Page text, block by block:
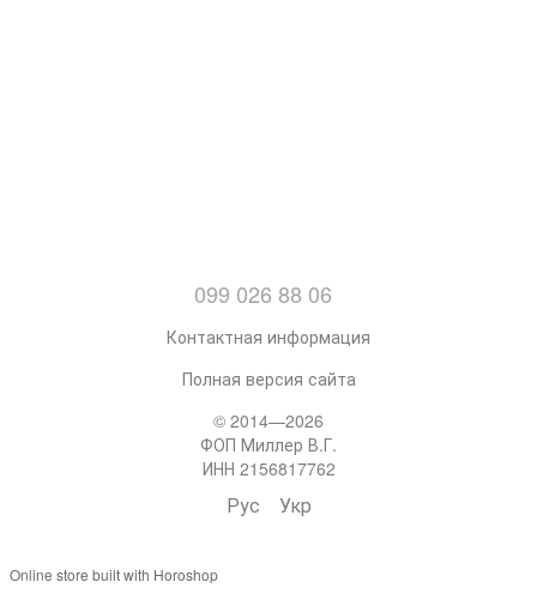
099 026 88 06
Контактная информация
Полная версия сайта
© 2014—2026
ФОП Миллер В.Г.
ИНН 2156817762
Рус Укр
Online store built with Horoshop